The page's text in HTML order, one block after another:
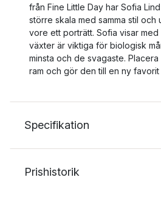
från Fine Little Day har Sofia
större skala med samma stil och
vore ett porträtt. Sofia visar
växter är viktiga för biologisk
minsta och de svagaste.
ram och gör den till en ny favorit
Specifikation
Prishistorik